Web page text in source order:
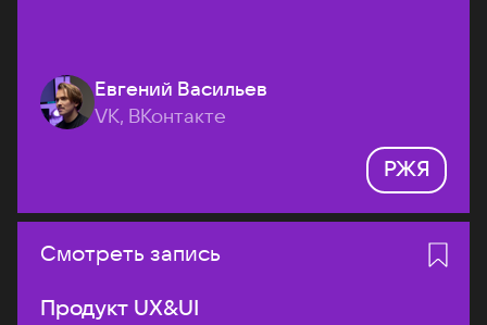
Евгений Васильев
VK, ВКонтакте
РЖЯ
Смотреть запись
Продукт UX&UI